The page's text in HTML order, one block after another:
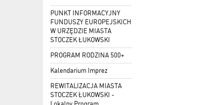
PUNKT INFORMACYJNY
FUNDUSZY EUROPEJSKICH
W URZĘDZIE MIASTA
STOCZEK ŁUKOWSKI
PROGRAM RODZINA 500+
Kalendarium Imprez
REWITALIZACJA MIASTA
STOCZEK ŁUKOWSKI -